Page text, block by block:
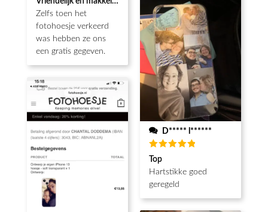
5 uit 5
Zelfs toen het
fotohoesje verkeerd
was hebben ze ons
een gratis gegeven.
D***** l******
Waardering
5 uit 5
Top
Hartstikke goed
geregeld